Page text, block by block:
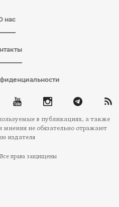
нас
в публикациях, а также
не обязательно отражают
издателя
права защищены